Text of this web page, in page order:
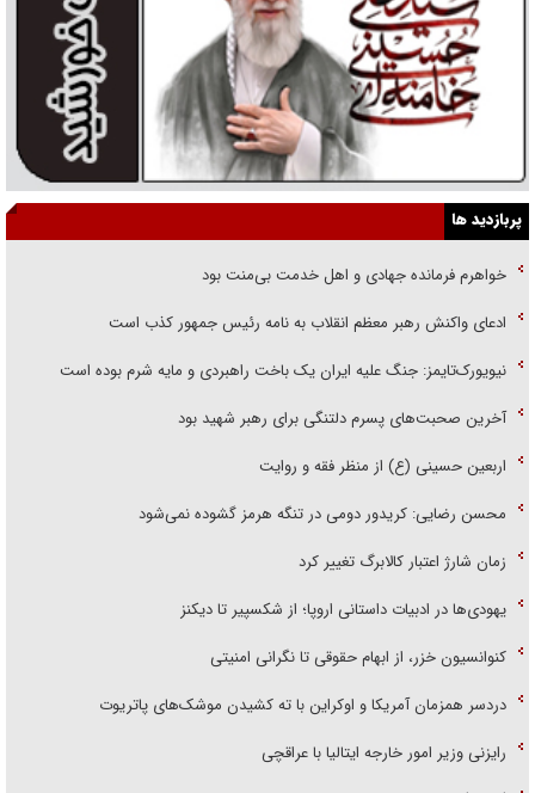
پربازدید ها
خواهرم فرمانده جهادی و اهل خدمت بی‌منت بود
ادعای واکنش رهبر معظم انقلاب به نامه رئیس جمهور کذب است
نیویورک‌تایمز: جنگ علیه ایران یک باخت راهبردی و مایه شرم بوده است
آخرین صحبت‌های پسرم دلتنگی برای رهبر شهید بود
اربعین حسینی (ع) از منظر فقه و روایت
محسن رضایی: کریدور دومی در تنگه هرمز گشوده نمی‌شود
زمان شارژ اعتبار کالابرگ تغییر کرد
یهودی‌ها در ادبیات داستانی اروپا؛ از شکسپیر تا دیکنز
کنوانسیون خزر، از ابهام حقوقی تا نگرانی امنیتی
دردسر همزمان آمریکا و اوکراین با ته کشیدن موشک‌های پاتریوت
رایزنی وزیر امور خارجه ایتالیا با عراقچی